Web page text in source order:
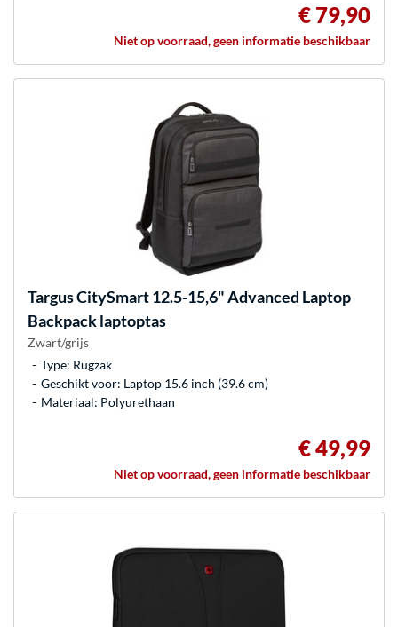
€ 79,90
Niet op voorraad, geen informatie beschikbaar
TargusCitySmart 12.5-15,6" Advanced Laptop
Backpack laptoptas
Zwart/grijs
Type: Rugzak
Geschikt voor: Laptop 15.6 inch (39.6 cm)
Materiaal: Polyurethaan
€ 49,99
Niet op voorraad, geen informatie beschikbaar